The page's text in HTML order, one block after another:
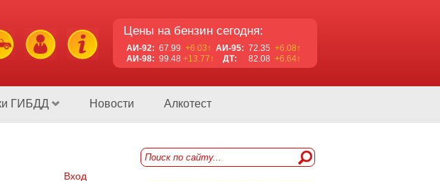
Цены на бензин сегодня:
АИ-92: 67.99 +6.03↑ АИ-95: 72.35 +6.08↑
АИ-98: 99.48 +13.77↑ ДТ: 82.08 +6.64↑
ГИБДД Новости Алкотест
Вход